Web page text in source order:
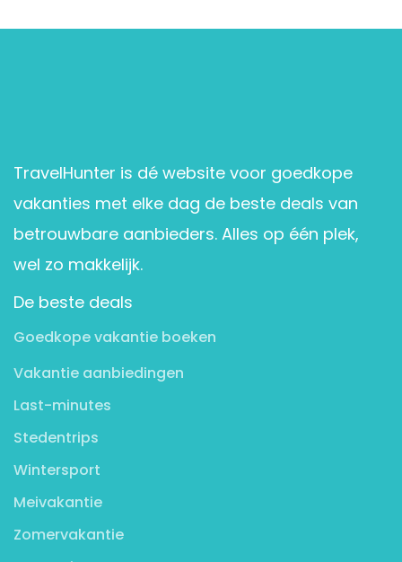
TravelHunter is dé website voor goedkope
vakanties met elke dag de beste deals van
betrouwbare aanbieders. Alles op één plek,
wel zo makkelijk.
De beste deals
Goedkope vakantie boeken
Vakantie aanbiedingen
Last-minutes
Stedentrips
Wintersport
Meivakantie
Zomervakantie